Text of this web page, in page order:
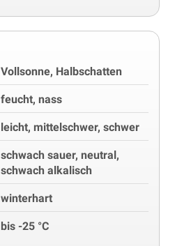
Vollsonne, Halbschatten
feucht, nass
leicht, mittelschwer, schwer
schwach sauer, neutral,
schwach alkalisch
winterhart
bis -25 °C